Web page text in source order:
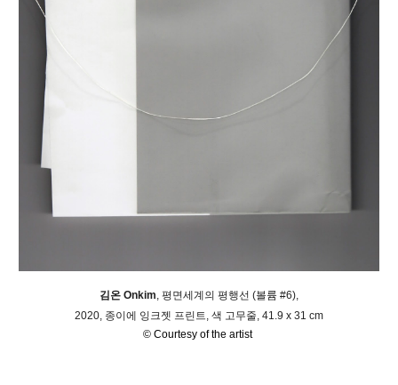
김온 Onkim, 평면세계의 평행선 (볼륨 #6),
2020, 종이에 잉크젯 프린트, 색 고무줄, 41.9 x 31 cm
© Courtesy of the artist